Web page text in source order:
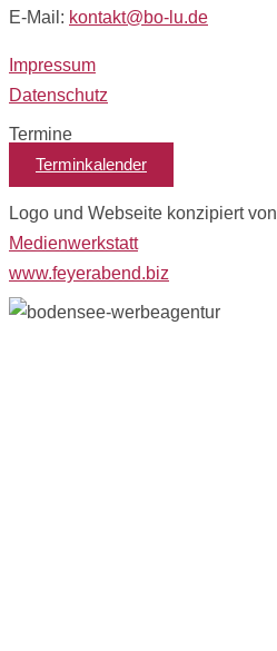
E-Mail: kontakt@bo-lu.de
Impressum
Datenschutz
Termine
Terminkalender
Logo und Webseite konzipiert von
Medienwerkstatt
www.feyerabend.biz